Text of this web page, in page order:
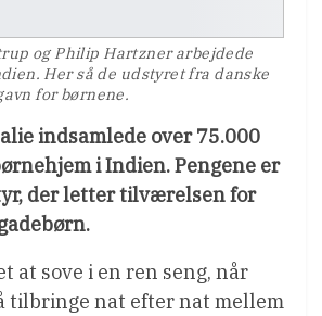
og Philip Hartzner arbejdede
Her så de udstyret fra danske
for børnene.
indsamlede over 75.000
i Indien. Pengene er
der letter tilværelsen for
at sove i en ren seng, når
tilbringe nat efter nat mellem